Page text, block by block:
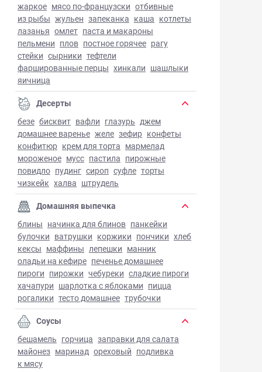
жаркое мясо по-французски отбивные
из рыбы жульен запеканка каша котлеты
лазанья омлет паста и макароны
пельмени плов постное горячее рагу
стейки сырники тефтели
фаршированные перцы хинкали шашлыки
яичница
Десерты
безе бисквит вафли глазурь джем
домашнее варенье желе зефир конфеты
конфитюр крем для торта мармелад
мороженое мусс пастила пирожные
повидло пудинг сироп суфле торты
чизкейк халва штрудель
Домашняя выпечка
блины начинка для блинов панкейки
булочки ватрушки коржики пончики хлеб
кексы маффины лепешки манник
оладьи на кефире печенье домашнее
пироги пирожки чебуреки сладкие пироги
хачапури шарлотка с яблоками пицца
рогалики тесто домашнее трубочки
Соусы
бешамель горчица заправки для салата
майонез маринад ореховый подливка
к мясу